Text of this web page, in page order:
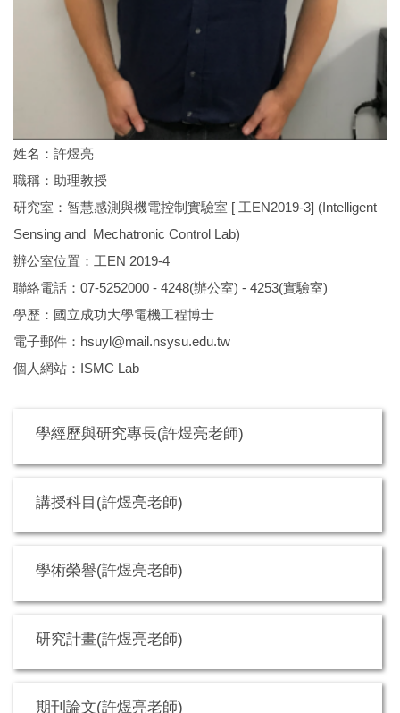
姓名：許煜亮
職稱：助理教授
研究室：智慧感測與機電控制實驗室 [ 工EN2019-3] (Intelligent
Sensing and Mechatronic Control Lab)
辦公室位置：工EN 2019-4
聯絡電話：07-5252000 - 4248(辦公室) - 4253(實驗室)
學歷：國立成功大學電機工程博士
電子郵件：hsuyl@mail.nsysu.edu.tw
個人網站： ISMC Lab
學經歷與研究專長(許煜亮老師)
講授科目(許煜亮老師)
學術榮譽(許煜亮老師)
研究計畫(許煜亮老師)
期刊論文(許煜亮老師)